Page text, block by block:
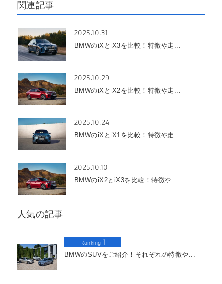
関連記事
2025.10.31
BMWのiXとiX3を比較！特徴や走...
2025.10.29
BMWのiXとiX2を比較！特徴や走...
2025.10.24
BMWのiXとiX1を比較！特徴や走...
2025.10.10
BMWのiX2とiX3を比較！特徴や...
人気の記事
Ranking 1
BMWのSUVをご紹介！それぞれの特徴や...